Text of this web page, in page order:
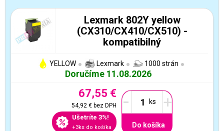
Lexmark 802Y yellow
(CX310/CX410/CX510) -
kompatibilný
YELLOW Lexmark 1000 strán
Doručíme 11.08.2026
67,55 €
54,92 €bez DPH
Ušetríte 3%!
+3ks do košíka
- +
Do košíka